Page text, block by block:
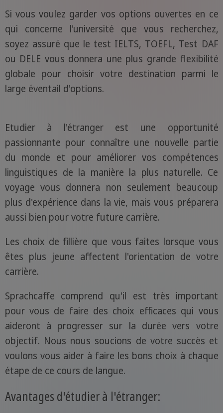
Si vous voulez garder vos options ouvertes en ce
qui concerne l'université que vous recherchez,
soyez assuré que le test IELTS, TOEFL, Test DAF
ou DELE vous donnera une plus grande flexibilité
globale pour choisir votre destination parmi le
large éventail d'options.
Etudier à l'étranger est une opportunité
passionnante pour connaître une nouvelle partie
du monde et pour améliorer vos compétences
linguistiques de la manière la plus naturelle. Ce
voyage vous donnera non seulement beaucoup
plus d'expérience dans la vie, mais vous préparera
aussi bien pour votre future carrière.
Les choix de fillière que vous faites lorsque vous
êtes plus jeune affectent l'orientation de votre
carrière.
Sprachcaffe comprend qu'il est très important
pour vous de faire des choix efficaces qui vous
aideront à progresser sur la durée vers votre
objectif. Nous nous soucions de votre succès et
voulons vous aider à faire les bons choix à chaque
étape de ce cours de langue.
Avantages d'étudier à l'étranger: